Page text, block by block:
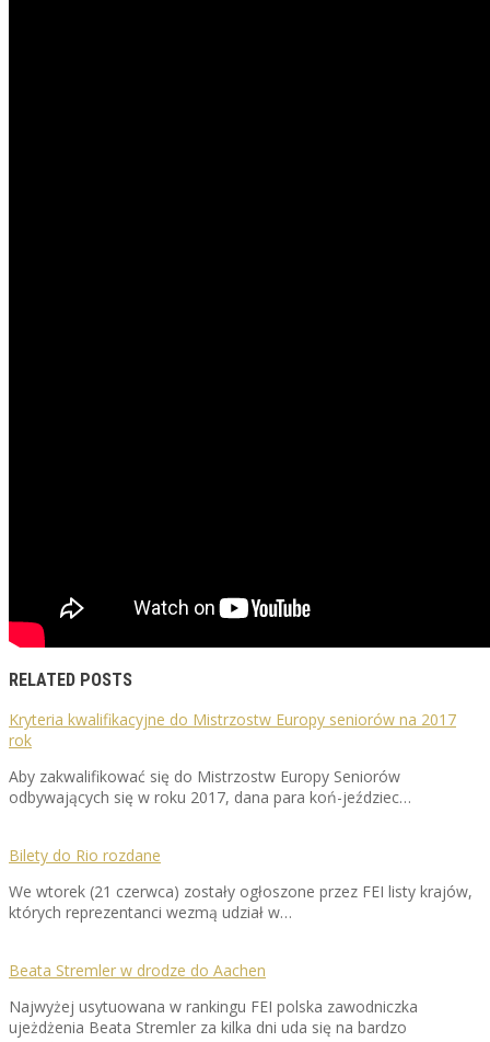
RELATED POSTS
Kryteria kwalifikacyjne do Mistrzostw Europy seniorów na 2017
rok
Aby zakwalifikować się do Mistrzostw Europy Seniorów
odbywających się w roku 2017, dana para koń-jeździec…
Bilety do Rio rozdane
We wtorek (21 czerwca) zostały ogłoszone przez FEI listy krajów,
których reprezentanci wezmą udział w…
Beata Stremler w drodze do Aachen
Najwyżej usytuowana w rankingu FEI polska zawodniczka
ujeżdżenia Beata Stremler za kilka dni uda się na bardzo